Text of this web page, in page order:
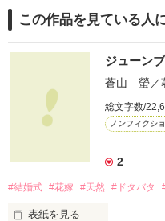
この作品を見ている人
ジューン
蒼山 螢／
総文字数/
ノンフィクシ
2
#結婚式 #花嫁 #天然 #ドタバタ
表紙を見る